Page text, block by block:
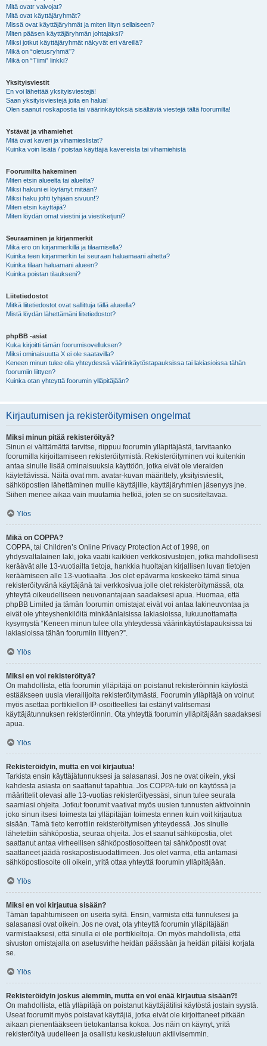
Mitä ovatr valvojat?
Mitä ovat käyttäjäryhmät?
Missä ovat käyttäjäryhmät ja miten liityn sellaiseen?
Miten pääsen käyttäjäryhmän johtajaksi?
Miksi jotkut käyttäjäryhmät näkyvät eri väreillä?
Mikä on “oletusryhmä”?
Mikä on “Tiimi” linkki?
Yksityisviestit
En voi lähettää yksityisviestejä!
Saan yksityisviestejä joita en halua!
Olen saanut roskapostia tai väärinkäytöksiä sisältäviä viestejä tältä foorumilta!
Ystävät ja vihamiehet
Mitä ovat kaveri ja vihamieslistat?
Kuinka voin lisätä / poistaa käyttäjiä kavereista tai vihamiehistä
Foorumilta hakeminen
Miten etsin alueelta tai alueilta?
Miksi hakuni ei löytänyt mitään?
Miksi haku johti tyhjään sivuun!?
Miten etsin käyttäjiä?
Miten löydän omat viestini ja viestiketjuni?
Seuraaminen ja kirjanmerkit
Mikä ero on kirjanmerkillä ja tilaamisella?
Kuinka teen kirjanmerkin tai seuraan haluamaani aihetta?
Kuinka tilaan haluamani alueen?
Kuinka poistan tilaukseni?
Liitetiedostot
Mitkä liitetiedostot ovat sallittuja tällä alueella?
Mistä löydän lähettämäni liitetiedostot?
phpBB -asiat
Kuka kirjoitti tämän foorumisovelluksen?
Miksi ominaisuutta X ei ole saatavilla?
Keneen minun tulee olla yhteydessä väärinkäytöstapauksissa tai lakiasioissa tähän
foorumiin liittyen?
Kuinka otan yhteyttä foorumin ylläpitäjään?
Kirjautumisen ja rekisteröitymisen ongelmat
Miksi minun pitää rekisteröityä?
Sinun ei välttämättä tarvitse, riippuu foorumin ylläpitäjästä, tarvitaanko
foorumilla kirjoittamiseen rekisteröitymistä. Rekisteröityminen voi kuitenkin
antaa sinulle lisää ominaisuuksia käyttöön, jotka eivät ole vieraiden
käytettävissä. Näitä ovat mm. avatar-kuvan määrittely, yksityisviestit,
sähköpostien lähettäminen muille käyttäjille, käyttäjäryhmien jäsenyys jne.
Siihen menee aikaa vain muutamia hetkiä, joten se on suositeltavaa.
Ylös
Mikä on COPPA?
COPPA, tai Children’s Online Privacy Protection Act of 1998, on
yhdysvaltalainen laki, joka vaatii kaikkien verkkosivustojen, jotka mahdollisesti
keräävät alle 13-vuotiailta tietoja, hankkia huoltajan kirjallisen luvan tietojen
keräämiseen alle 13-vuotiaalta. Jos olet epävarma koskeeko tämä sinua
rekisteröityvänä käyttäjänä tai verkkosivua jolle olet rekisteröitymässä, ota
yhteyttä oikeudelliseen neuvonantajaan saadaksesi apua. Huomaa, että
phpBB Limited ja tämän foorumin omistajat eivät voi antaa lakineuvontaa ja
eivät ole yhteyshenkilöitä minkäänlaisissa lakiasioissa, lukuunottamatta
kysymystä “Keneen minun tulee olla yhteydessä väärinkäytöstapauksissa tai
lakiasioissa tähän foorumiin liittyen?”.
Ylös
Miksi en voi rekisteröityä?
On mahdollista, että foorumin ylläpitäjä on poistanut rekisteröinnin käytöstä
estääkseen uusia vierailijoita rekisteröitymästä. Foorumin ylläpitäjä on voinut
myös asettaa porttikiellon IP-osoitteellesi tai estänyt valitsemasi
käyttäjätunnuksen rekisteröinnin. Ota yhteyttä foorumin ylläpitäjään saadaksesi
apua.
Ylös
Rekisteröidyin, mutta en voi kirjautua!
Tarkista ensin käyttäjätunnuksesi ja salasanasi. Jos ne ovat oikein, yksi
kahdesta asiasta on saattanut tapahtua. Jos COPPA-tuki on käytössä ja
määrittelit olevasi alle 13-vuotias rekisteröityessäsi, sinun tulee seurata
saamiasi ohjeita. Jotkut foorumit vaativat myös uusien tunnusten aktivoinnin
joko sinun itsesi toimesta tai ylläpitäjän toimesta ennen kuin voit kirjautua
sisään. Tämä tieto kerrottiin rekisteröitymisen yhteydessä. Jos sinulle
lähetettiin sähköpostia, seuraa ohjeita. Jos et saanut sähköpostia, olet
saattanut antaa virheellisen sähköpostiosoitteen tai sähköpostit ovat
saattaneet jäädä roskapostisuodattimeen. Jos olet varma, että antamasi
sähköpostiosoite oli oikein, yritä ottaa yhteyttä foorumin ylläpitäjään.
Ylös
Miksi en voi kirjautua sisään?
Tämän tapahtumiseen on useita syitä. Ensin, varmista että tunnuksesi ja
salasanasi ovat oikein. Jos ne ovat, ota yhteyttä foorumin ylläpitäjään
varmistaaksesi, että sinulla ei ole porttikieltoja. On myös mahdollista, että
sivuston omistajalla on asetusvirhe heidän päässään ja heidän pitäisi korjata
se.
Ylös
Rekisteröidyin joskus aiemmin, mutta en voi enää kirjautua sisään?!
On mahdollista, että ylläpitäjä on poistanut käyttäjätilisi käytöstä jostain syystä.
Useat foorumit myös poistavat käyttäjiä, jotka eivät ole kirjoittaneet pitkään
aikaan pienentääkseen tietokantansa kokoa. Jos näin on käynyt, yritä
rekisteröityä uudelleen ja osallistu keskusteluun aktiivisemmin.